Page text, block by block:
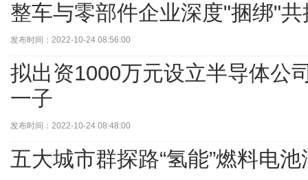
整车与零部件企业深度"捆绑"
发布时间：2022-10-24 08:56:00
拟出资1000万元设立半导体公
一子
发布时间：2022-10-24 08:48:00
五大城市群探路“氢能”燃料电